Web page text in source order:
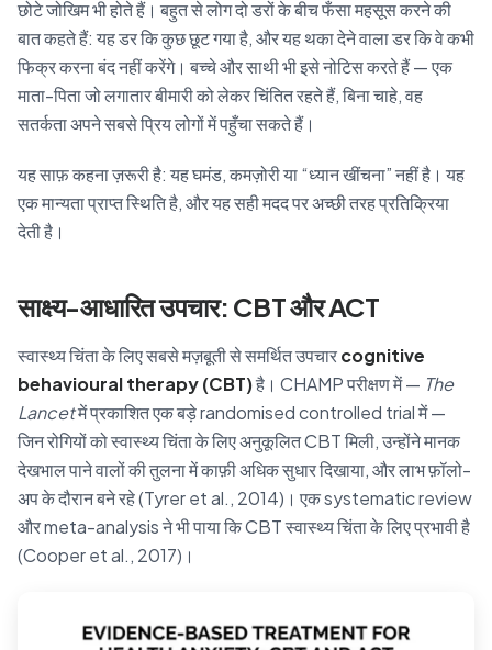
छोटे जोखिम भी होते हैं। बहुत से लोग दो डरों के बीच फँसा महसूस करने की
बात कहते हैं: यह डर कि कुछ छूट गया है, और यह थका देने वाला डर कि वे कभी
फिक्र करना बंद नहीं करेंगे। बच्चे और साथी भी इसे नोटिस करते हैं — एक
माता-पिता जो लगातार बीमारी को लेकर चिंतित रहते हैं, बिना चाहे, वह
सतर्कता अपने सबसे प्रिय लोगों में पहुँचा सकते हैं।
यह साफ़ कहना ज़रूरी है: यह घमंड, कमज़ोरी या “ध्यान खींचना” नहीं है। यह
एक मान्यता प्राप्त स्थिति है, और यह सही मदद पर अच्छी तरह प्रतिक्रिया
देती है।
साक्ष्य-आधारित उपचार: CBT और ACT
स्वास्थ्य चिंता के लिए सबसे मज़बूती से समर्थित उपचारcognitive
behavioural therapy (CBT)है। CHAMP परीक्षण में — The
Lancetमें प्रकाशित एक बड़े randomised controlled trial में —
जिन रोगियों को स्वास्थ्य चिंता के लिए अनुकूलित CBT मिली, उन्होंने मानक
देखभाल पाने वालों की तुलना में काफ़ी अधिक सुधार दिखाया, और लाभ फ़ॉलो-
अप के दौरान बने रहे (Tyrer et al., 2014)। एक systematic review
और meta-analysis ने भी पाया कि CBT स्वास्थ्य चिंता के लिए प्रभावी है
(Cooper et al., 2017)।